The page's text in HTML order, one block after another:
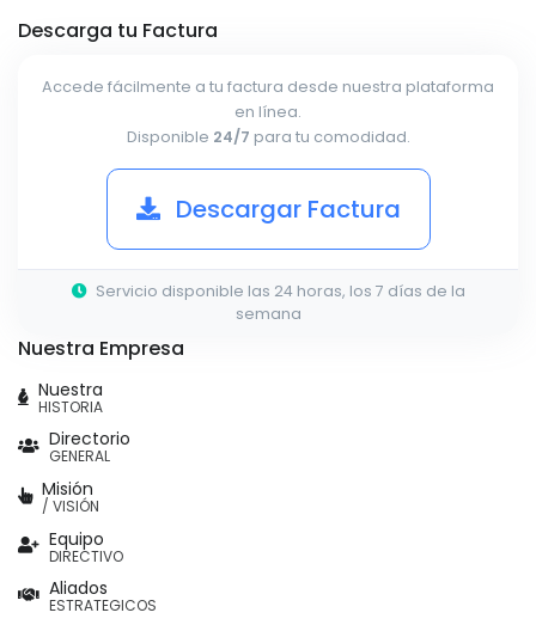
Descarga tu Factura
Accede fácilmente a tu factura desde nuestra plataforma
en línea.
Disponible 24/7 para tu comodidad.
Descargar Factura
Servicio disponible las 24 horas, los 7 días de la
semana
Nuestra Empresa
Nuestra
HISTORIA
Directorio
GENERAL
Misión
/ VISIÓN
Equipo
DIRECTIVO
Aliados
ESTRATEGICOS